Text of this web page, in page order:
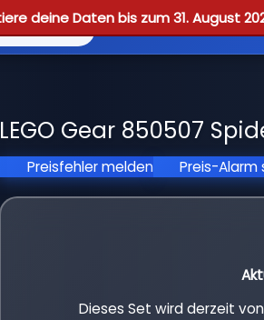
deine Daten bis zum 31. August
Reviews
LEGO Gear 850507
Preisfehler melden Preis-Alarm
Dieses Set wird derzeit